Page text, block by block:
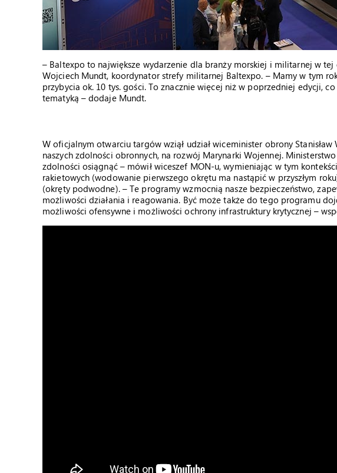
– Baltexpo to największe wydarzenie dla branży morskiej i militarnej w tej
Wojciech Mundt, koordynator strefy militarnej Baltexpo. – Mamy w tym
przybycia ok. 10 tys. gości. To znacznie więcej niż w poprzedniej edycji,
tematyką – dodaje Mundt.
W oficjalnym otwarciu targów wziął udział wiceminister obrony
naszych zdolności obronnych, na rozwój Marynarki Wojennej.
zdolności osiągnąć – mówił wiceszef MON-u, wymieniając w tym
rakietowych (wodowanie pierwszego okrętu ma nastąpić w przyszłym
(okręty podwodne). – Te programy wzmocnią nasze bezpieczeństwo,
możliwości działania i reagowania. Być może także do tego programu
możliwości ofensywne i możliwości ochrony infrastruktury krytycznej –